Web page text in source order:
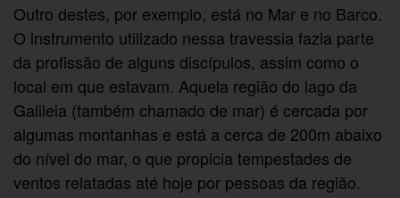
Outro destes, por exemplo, está no Mar e no Barco.
O instrumento utilizado nessa travessia fazia parte
da profissão de alguns discípulos, assim como o
local em que estavam. Aquela região do lago da
Galileia (também chamado de mar) é cercada por
algumas montanhas e está a cerca de 200m abaixo
do nível do mar, o que propicia tempestades de
ventos relatadas até hoje por pessoas da região.